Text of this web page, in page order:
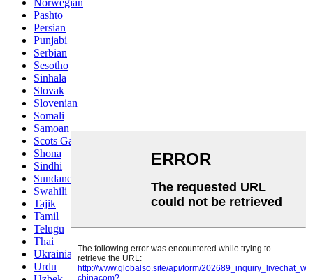
Norwegian
Pashto
Persian
Punjabi
Serbian
Sesotho
Sinhala
Slovak
Slovenian
Somali
Samoan
Scots Gaelic
Shona
Sindhi
Sundanese
Swahili
Tajik
Tamil
Telugu
Thai
Ukrainian
Urdu